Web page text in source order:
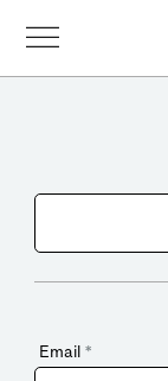
Email *